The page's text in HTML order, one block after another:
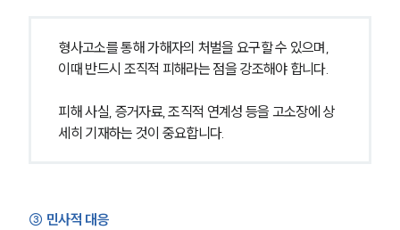
형사고소를 통해 가해자의 처벌을 요구할 수 있으며,
이때 반드시 조직적 피해라는 점을 강조해야 합니다.
피해 사실, 증거자료, 조직적 연계성 등을 고소장에 상
세히 기재하는 것이 중요합니다.
③ 민사적 대응